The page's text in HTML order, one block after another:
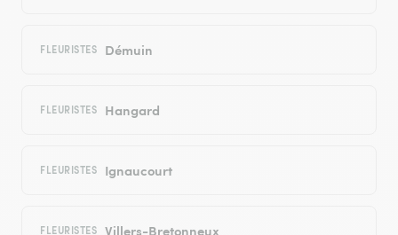
FLEURISTES Démuin
FLEURISTES Hangard
FLEURISTES Ignaucourt
FLEURISTES Villers-Bretonneux